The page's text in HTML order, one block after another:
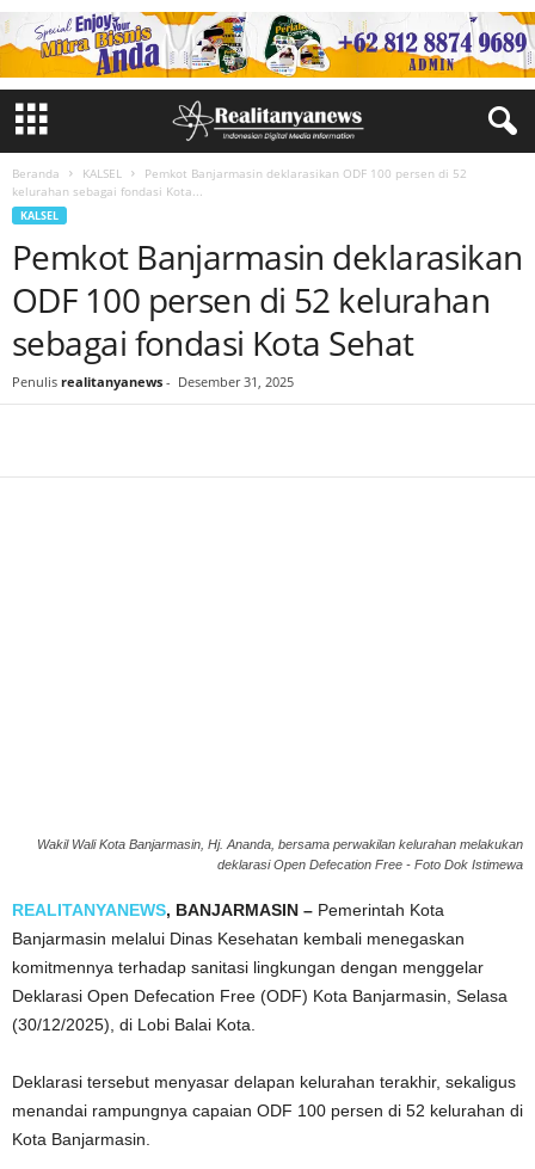
Beranda KALSEL
Pemkot Banjarmasin deklarasikan ODF 100 persen di 52
kelurahan sebagai fondasi Kota...
KALSEL
Pemkot Banjarmasin deklarasikan
ODF 100 persen di 52 kelurahan
sebagai fondasi Kota Sehat
Penulis realitanyanews - Desember 31, 2025
Wakil Wali Kota Banjarmasin, Hj. Ananda, bersama perwakilan kelurahan melakukan
deklarasi Open Defecation Free - Foto Dok Istimewa
REALITANYANEWS, BANJARMASIN – Pemerintah Kota
Banjarmasin melalui Dinas Kesehatan kembali menegaskan
komitmennya terhadap sanitasi lingkungan dengan menggelar
Deklarasi Open Defecation Free (ODF) Kota Banjarmasin, Selasa
(30/12/2025), di Lobi Balai Kota.
Deklarasi tersebut menyasar delapan kelurahan terakhir, sekaligus
menandai rampungnya capaian ODF 100 persen di 52 kelurahan di
Kota Banjarmasin.